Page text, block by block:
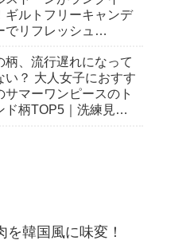
ギルトフリーキャンデ
でリフレッシュ
販売数ランキング】～
気分を楽しむ！トレン
“韓国おやつ”もご紹介
柄、流行遅れになって
い？ 大人女子におすす
サマーワンピースのト
ド柄TOP5｜洗練見え
を韓国風に味変！